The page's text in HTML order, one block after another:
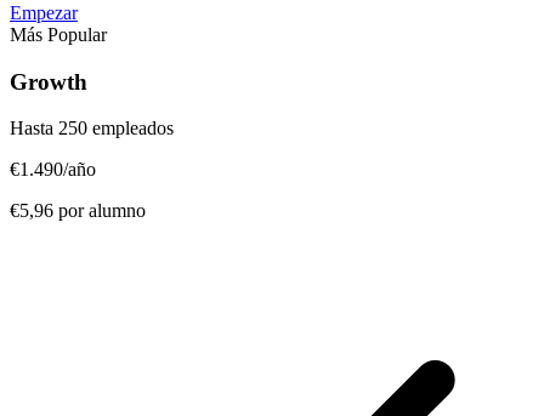
Empezar
Más Popular
Growth
Hasta 250 empleados
€1.490/año
€5,96 por alumno